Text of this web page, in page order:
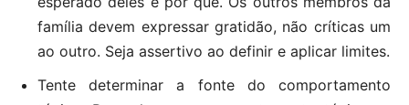
família devem expressar gratidão, não críticas um
ao outro. Seja assertivo ao definir e aplicar limites.
Tente determinar a fonte do comportamento